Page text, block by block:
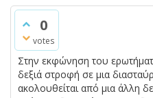
0
votes
Στην εκφώνηση του
δεξιά στροφή σε μια
ακολουθείται από μια άλλη